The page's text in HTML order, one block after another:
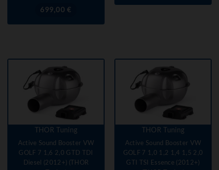
Prix
699,00 €
THOR Tuning
Active Sound Booster VW
GOLF 7 1,6 2,0 GTD TDI
Diesel (2012+) (THOR
THOR Tuning
Active Sound Booster VW
GOLF 7 1,0 1,2 1,4 1,5 2,0
GTI TSI Essence (2012+)